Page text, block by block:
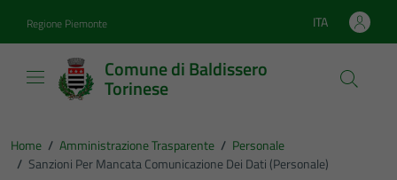
Regione Piemonte Lingua attiva:
ITA
Comune di Baldissero
Torinese
Home / Amministrazione Trasparente / Personale
/ Sanzioni Per Mancata Comunicazione Dei Dati (personale)